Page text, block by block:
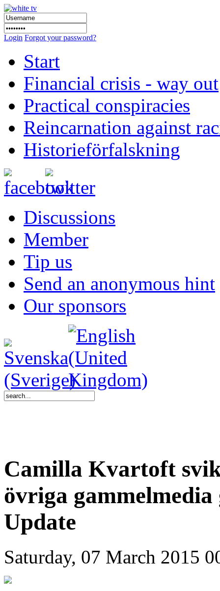
Login Forgot your password?
Start
Financial crisis - way out
Practical conspiracies
Reincarnation against
Historieförfalskning
Discussions
Member
Tip us
Send an anonymous hint
Our sponsors
Camilla Kvartoft
övriga
Update
Saturday, 07 March 2015